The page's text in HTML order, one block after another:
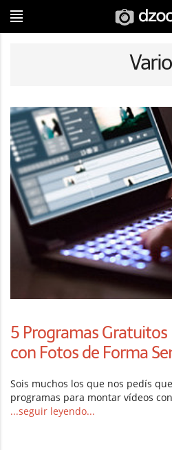
5 Programas Gratuitos
con Fotos de Forma
Sois muchos los que nos pedís
programas para montar vídeos
...seguir leyendo...